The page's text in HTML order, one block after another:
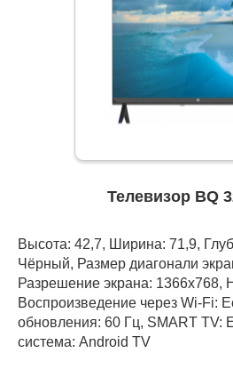
Телевизор BQ
Высота: 42,7, Ширина: 71,9,
Чёрный, Размер диагонали
Разрешение экрана: 1366x768,
Воспроизведение через Wi-Fi:
обновления: 60 Гц, SMART TV:
система: Android TV